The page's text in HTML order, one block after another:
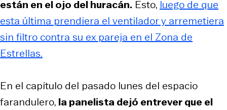
están en el ojo del huracán. Esto, luego de que
esta última prendiera el ventilador y arremetiera
sin filtro contra su ex pareja en el Zona de
Estrellas.
En el capítulo del pasado lunes del espacio
farandulero, la panelista dejó entrever que el